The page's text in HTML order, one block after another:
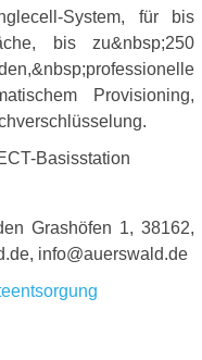
System, für bis
bis zu&nbsp;250
Provisioning,
Basisstation
Grashöfen 1, 38162,
info@auerswald.de